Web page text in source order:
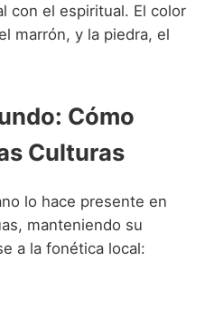
con el espiritual. El color
marrón, y la piedra, el
Cómo
Culturas
lo hace presente en
manteniendo su
a la fonética local: